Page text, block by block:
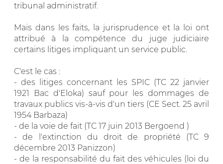
tribunal administratif.
Mais dans les faits, la jurisprudence et la loi ont
attribué à la compétence du juge judiciaire
certains litiges impliquant un service public.
C'est le cas :
- des litiges concernant les SPIC (TC 22 janvier
1921 Bac d'Eloka) sauf pour les dommages de
travaux publics vis-à-vis d'un tiers (CE Sect. 25 avril
1954 Barbaza)
- de la voie de fait (TC 17 juin 2013 Bergoend )
- de l'extinction du droit de propriété (TC 9
décembre 2013 Panizzon)
- de la responsabilité du fait des véhicules (loi du